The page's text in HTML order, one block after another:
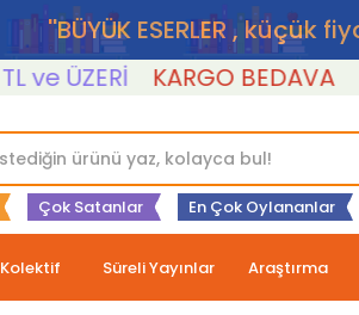
''BÜYÜK ESERLER , küçük
ÜZERİ KARGO BEDAVA
Çok Satanlar En Çok Oylananlar
Kolektif Süreli Yayınlar Araştırma